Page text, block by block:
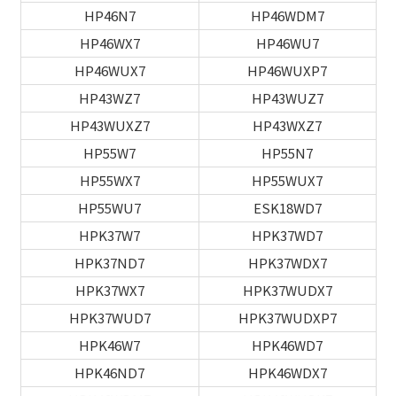
HP46N7
HP46WDM7
HP46WX7
HP46WU7
HP46WUX7
HP46WUXP7
HP43WZ7
HP43WUZ7
HP43WUXZ7
HP43WXZ7
HP55W7
HP55N7
HP55WX7
HP55WUX7
HP55WU7
ESK18WD7
HPK37W7
HPK37WD7
HPK37ND7
HPK37WDX7
HPK37WX7
HPK37WUDX7
HPK37WUD7
HPK37WUDXP7
HPK46W7
HPK46WD7
HPK46ND7
HPK46WDX7